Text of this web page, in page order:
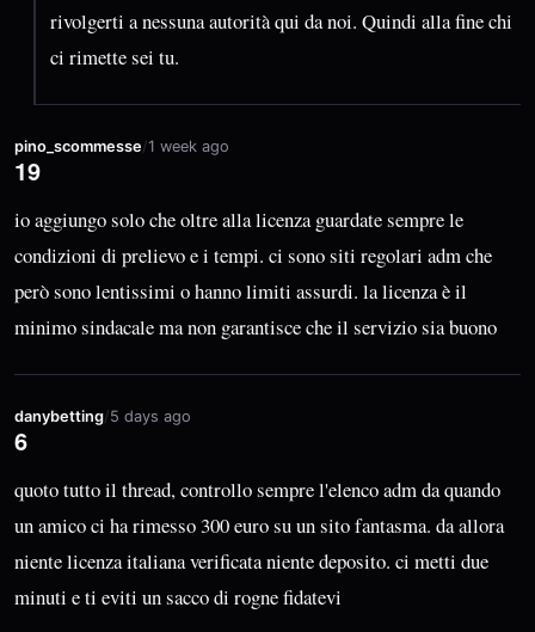
rivolgerti a nessuna autorità qui da noi. Quindi alla fine chi
ci rimette sei tu.
pino_scommesse/1 week ago
19
io aggiungo solo che oltre alla licenza guardate sempre le
condizioni di prelievo e i tempi. ci sono siti regolari adm che
però sono lentissimi o hanno limiti assurdi. la licenza è il
minimo sindacale ma non garantisce che il servizio sia buono
danybetting/5 days ago
6
quoto tutto il thread, controllo sempre l'elenco adm da quando
un amico ci ha rimesso 300 euro su un sito fantasma. da allora
niente licenza italiana verificata niente deposito. ci metti due
minuti e ti eviti un sacco di rogne fidatevi